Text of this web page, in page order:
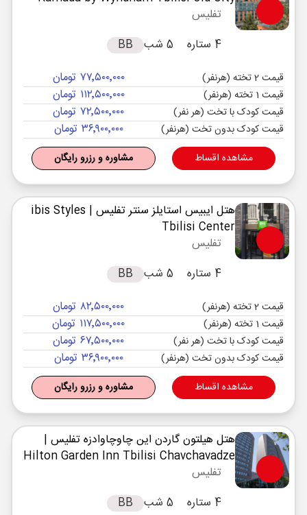
تفلیس
4 ستاره
5 شب BB
قیمت 2 تخته (هرنفر) ۷۷٬۵۰۰٬۰۰۰ تومان
قیمت 1 تخته (هرنفر) ۱۱۲٬۵۰۰٬۰۰۰ تومان
قیمت کودک با تخت (هر نفر) ۷۲٬۵۰۰٬۰۰۰ تومان
قیمت کودک بدون تخت (هرنفر) ۳۶٬۹۰۰٬۰۰۰ تومان
مشاهده اقساط مشاوره و رزرو رایگان
هتل ایبیس استایلز سنتر تفلیس | ibis Styles
Tbilisi Center
تفلیس
4 ستاره
5 شب BB
قیمت 2 تخته (هرنفر) ۸۲٬۵۰۰٬۰۰۰ تومان
قیمت 1 تخته (هرنفر) ۱۱۷٬۵۰۰٬۰۰۰ تومان
قیمت کودک با تخت (هر نفر) ۶۷٬۵۰۰٬۰۰۰ تومان
قیمت کودک بدون تخت (هرنفر) ۳۶٬۹۰۰٬۰۰۰ تومان
مشاهده اقساط مشاوره و رزرو رایگان
هتل هیلتون گاردن این چاوچاوادزه تفلیس |
Hilton Garden Inn Tbilisi Chavchavadze
تفلیس
4 ستاره
5 شب BB